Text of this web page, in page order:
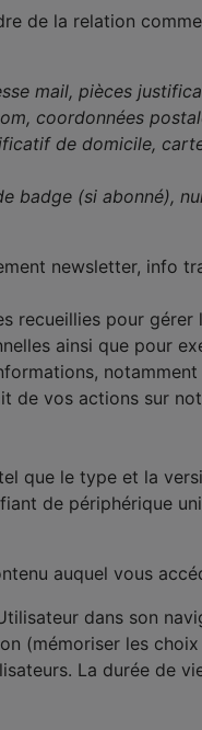
de la relation
mail, pièces
coordonnées
de domicile,
badge (si abonné),
newsletter, info
recueillies pour
ainsi que pour
de vos actions sur
que le type et la
de périphérique
auquel vous
dans son
les choix
La durée de